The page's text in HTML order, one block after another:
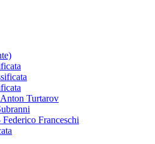
Turtarov
Federico Franceschi